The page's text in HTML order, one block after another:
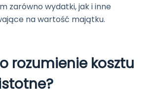
zarówno wydatki, jak i inne
na wartość majątku.
rozumienie kosztu